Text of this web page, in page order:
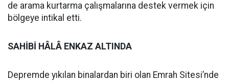
de arama kurtarma çalışmalarına destek vermek için
bölgeye intikal etti.
SAHİBİ HÂLÂ ENKAZ ALTINDA
Depremde yıkılan binalardan biri olan Emrah Sitesi’nde